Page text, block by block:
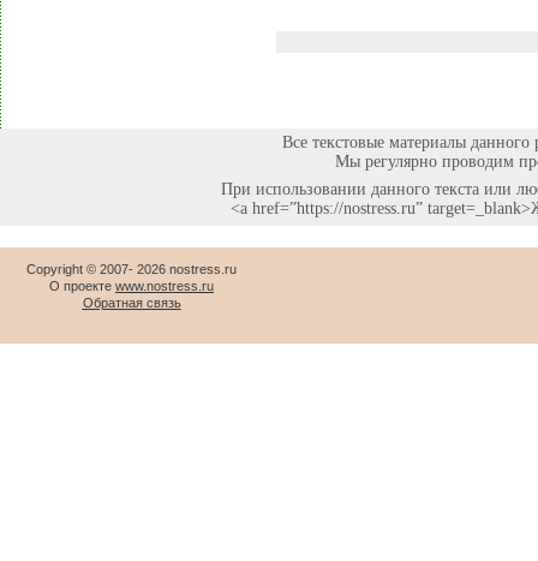
Все текстовые материалы данного
Мы регулярно проводим
При использовании данного текста или
<a href=”https://nostress.ru”
Copyright © 2007- 2026 nostress.ru
О проекте www.nostress.ru
Обратная связь